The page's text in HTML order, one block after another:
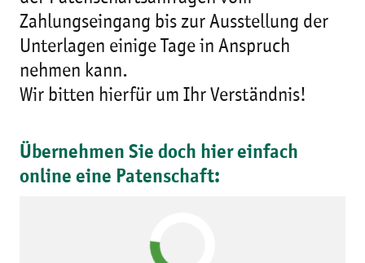
Zahlungseingang bis zur Ausstellung der
Unterlagen einige Tage in Anspruch
nehmen kann.
Wir bitten hierfür um Ihr Verständnis!
Übernehmen Sie doch hier einfach
online eine Patenschaft: